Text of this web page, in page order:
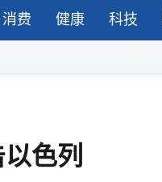
消费 健康 科技
色列